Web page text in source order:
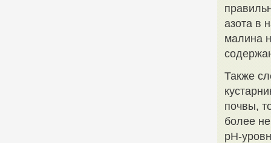
азота в
малина
Также
почвы,
более
pH-